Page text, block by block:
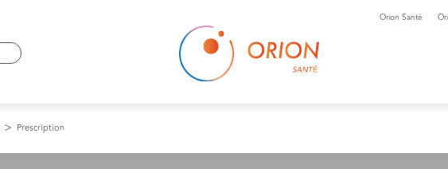
Orion Santé
Prescription